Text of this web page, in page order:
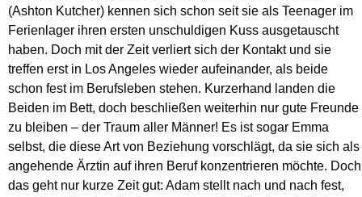
(Ashton Kutcher) kennen sich schon seit sie als Teenager im
Ferienlager ihren ersten unschuldigen Kuss ausgetauscht
haben. Doch mit der Zeit verliert sich der Kontakt und sie
treffen erst in Los Angeles wieder aufeinander, als beide
schon fest im Berufsleben stehen. Kurzerhand landen die
Beiden im Bett, doch beschließen weiterhin nur gute Freunde
zu bleiben – der Traum aller Männer! Es ist sogar Emma
selbst, die diese Art von Beziehung vorschlägt, da sie sich als
angehende Ärztin auf ihren Beruf konzentrieren möchte. Doch
das geht nur kurze Zeit gut: Adam stellt nach und nach fest,